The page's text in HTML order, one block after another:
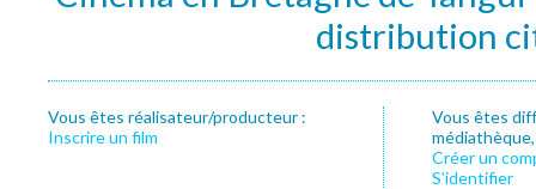
distribution
Vous êtes réalisateur/producteur :
Inscrire un film
Vous êtes
Créer un
S’identifier